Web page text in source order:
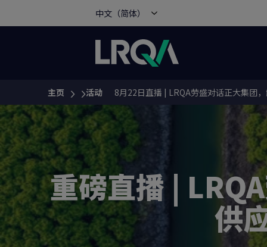
中文（简体）
You are here:主页 活动 8月22日直播 | LRQA劳盛对话正大集团
重磅直播 |
供